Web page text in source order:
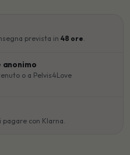
prevista in48 ore.
anonimo
o a Pelvis4Love
pagare con Klarna.